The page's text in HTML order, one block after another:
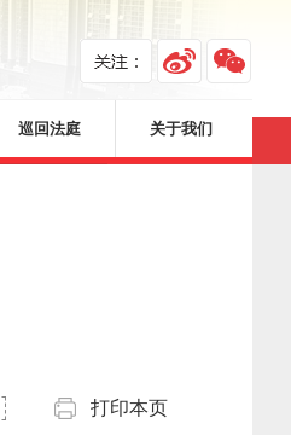
巡回法庭 关于我们
打印本页